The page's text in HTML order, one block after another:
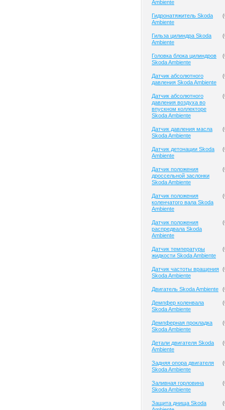
Ambiente
Гидронатяжитель Skoda
Ambiente
(
Гильза цилиндра Skoda
Ambiente
(
Головка блока цилиндров
Skoda Ambiente
(
Датчик абсолютного
давления Skoda Ambiente
(
Датчик абсолютного
давления воздуха во
впускном коллекторе
Skoda Ambiente
(
Датчик давления масла
Skoda Ambiente
(
Датчик детонации Skoda
Ambiente
(
Датчик положения
дроссельной заслонки
Skoda Ambiente
(
Датчик положения
коленчатого вала Skoda
Ambiente
(
Датчик положения
распредвала Skoda
Ambiente
(
Датчик температуры
жидкости Skoda Ambiente
(
Датчик частоты вращения
Skoda Ambiente
(
Двигатель Skoda Ambiente (
Демпфер коленвала
Skoda Ambiente
(
Демпферная прокладка
Skoda Ambiente
(
Детали двигателя Skoda
Ambiente
(
Задняя опора двигателя
Skoda Ambiente
(
Заливная горловина
Skoda Ambiente
(
Защита днища Skoda
(